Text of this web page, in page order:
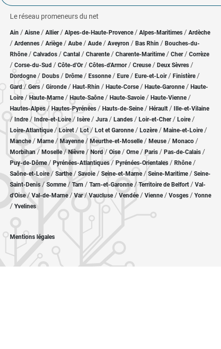
Le réseau promeneurs du net
Ain / Aisne/ Allier/ Alpes-de-Haute-Provence / Alpes-Maritimes / Ardèche
/ Ardennes / Ariège/ Aube/ Aude / Aveyron / Bas Rhin / Bouches-du-
Rhône/ Calvados / Cantal / Charente / Charente-Maritime/ Cher / Corrèze
/ Corse-du-Sud / Côte-d'Or / Côtes-d'Armor/ Creuse/ Deux Sèvres /
Dordogne/ Doubs / Drôme/ Essonne / Eure/ Eure-et-Loir / Finistère/
Gard/Gers / Gironde/ Haut-Rhin / Haute-Corse/ Haute-Garonne/ Haute-
Loire/Haute-Marne/ Haute-Saône/ Haute-Savoie/ Haute-Vienne/
Hautes-Alpes/ Hautes-Pyrénées / Hauts-de-Seine/ Hérault / Ille-et-Vilaine
/ Indre/ Indre-et-Loire/ Isère/ Jura / Landes / Loir-et-Cher/ Loire/
Loire-Atlantique/ Loiret / Lot/ Lot et Garonne/ Lozère / Maine-et-Loire/
Manche/ Marne/ Mayenne/ Meurthe-et-Moselle/ Meuse/ Monaco /
Morbihan/ Moselle/ Nièvre / Nord/ Oise / Orne/Paris / Pas-de-Calais /
Puy-de-Dôme/ Pyrénées-Atlantiques / Pyrénées-Orientales / Rhône/
Saône-et-Loire/ Sarthe/ Savoie/ Seine-et-Marne/ Seine-Maritime/ Seine-
Saint-Denis /Somme/ Tarn / Tarn-et-Garonne/Territoire de Belfort / Val-
d'Oise/ Val-de-Marne/Var/Vaucluse/ Vendée/ Vienne/ Vosges / Yonne
/ Yvelines
Mentions légales